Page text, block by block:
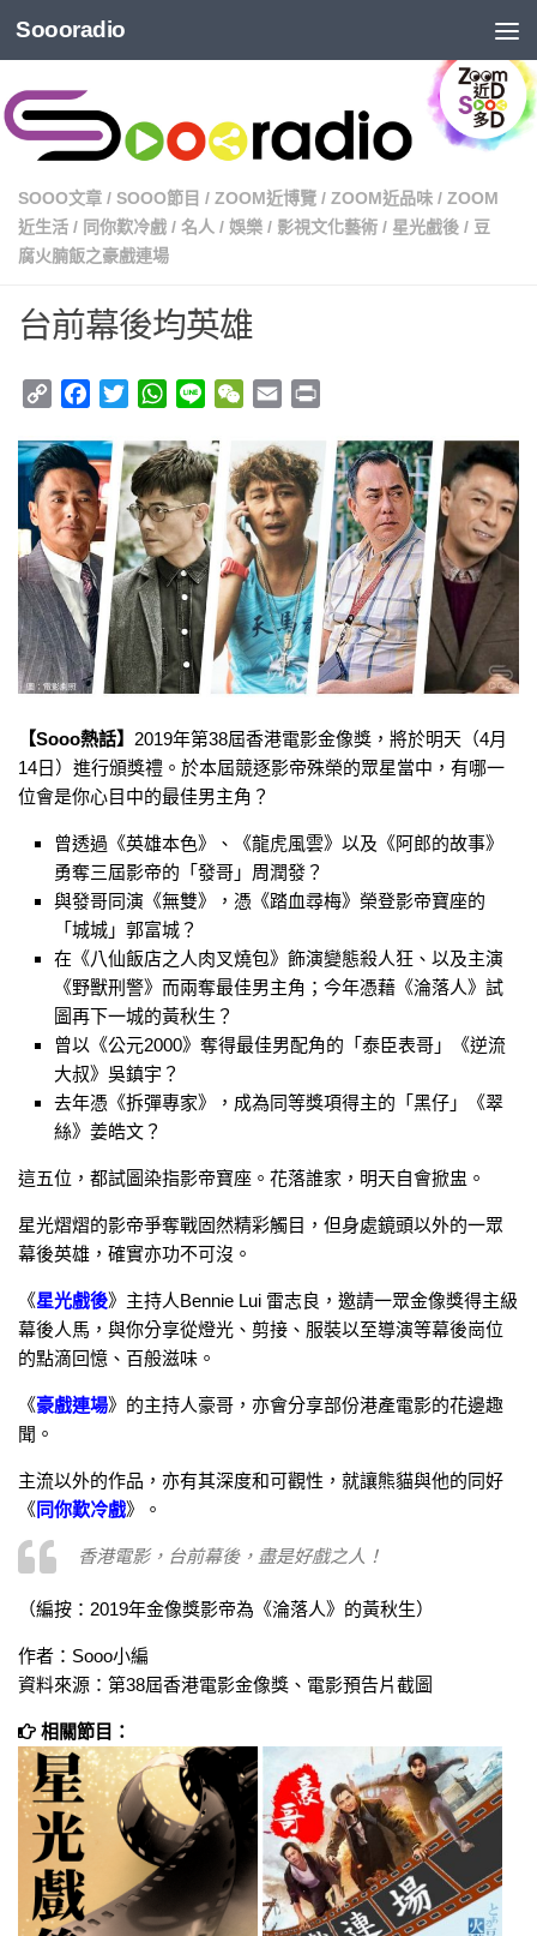
Soooradio
SOOO文章 / SOOO節目 / ZOOM近博覽 / ZOOM近品味 / ZOOM
近生活 / 同你歎冷戲 / 名人 / 娛樂 / 影視文化藝術 / 星光戲後 / 豆
腐火腩飯之豪戲連場
台前幕後均英雄
Copy
Facebook
TwitterWhatsApp
Line WeChat
Email
【Sooo熱話】 2019年第38屆香港電影金像獎，將於明天（4月
14日）進行頒獎禮。於本屆競逐影帝殊榮的眾星當中，有哪一
位會是你心目中的最佳男主角？
曾透過《英雄本色》、《龍虎風雲》以及《阿郎的故事》
勇奪三屆影帝的「發哥」周潤發？
與發哥同演《無雙》，憑《踏血尋梅》榮登影帝寶座的
「城城」郭富城？
在《八仙飯店之人肉叉燒包》飾演變態殺人狂、以及主演
《野獸刑警》而兩奪最佳男主角；今年憑藉《淪落人》試
圖再下一城的黃秋生？
曾以《公元2000》奪得最佳男配角的「泰臣表哥」《逆流
大叔》吳鎮宇？
去年憑《拆彈專家》，成為同等獎項得主的「黑仔」《翠
絲》姜皓文？
這五位，都試圖染指影帝寶座。花落誰家，明天自會掀盅。
星光熠熠的影帝爭奪戰固然精彩觸目，但身處鏡頭以外的一眾
幕後英雄，確實亦功不可沒。
《星光戲後》主持人Bennie Lui 雷志良，邀請一眾金像獎得主級
幕後人馬，與你分享從燈光、剪接、服裝以至導演等幕後崗位
的點滴回憶、百般滋味。
《豪戲連場》的主持人豪哥，亦會分享部份港產電影的花邊趣
聞。
主流以外的作品，亦有其深度和可觀性，就讓熊貓與他的同好
《 同你歎冷戲》。
香港電影，台前幕後，盡是好戲之人！
（編按：2019年金像獎影帝為《淪落人》的黃秋生）
作者：Sooo小編
資料來源：第38屆香港電影金像獎、電影預告片截圖
相關節目：